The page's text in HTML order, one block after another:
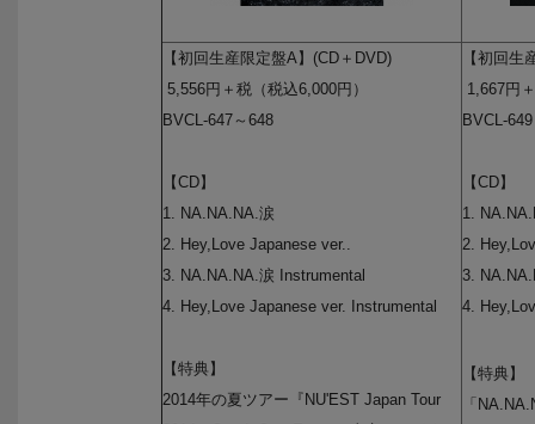
【初回生産限定盤A】(CD＋DVD)
5,556円＋税（税込6,000円）
BVCL-647～648
【CD】
1. NA.NA.NA.涙
2. Hey,Love Japanese ver..
3. NA.NA.NA.涙 Instrumental
4. Hey,Love Japanese ver. Instrumental
【特典】
2014年の夏ツアー『NU'EST Japan Tour
【初回生
1,667円
BVCL-
【CD】
1.
2.
3.
4.
【特典】
「